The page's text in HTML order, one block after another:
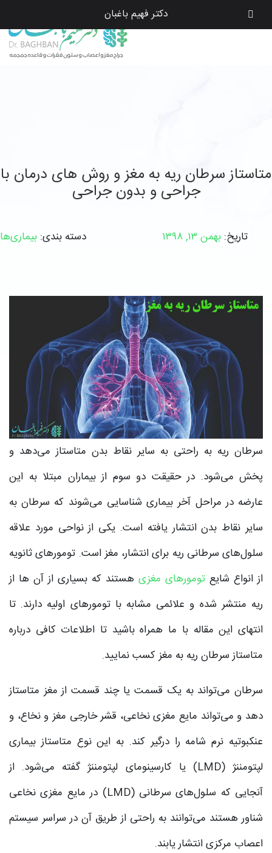
دکتر فهیم باغبان
متاستاز سرطان ریه به مغز و روش های درمان با
جراحی و بدون جراحی
تاریخ: بهمن ۱۳, ۱۳۹۸ دسته بندی: بیماری‌ها
سرطان ریه به راحتی به سایر نقاط بدن متاستاز می‌‌دهد و
پخش می‌شود. در حقیقت دو سوم از بیماران مبتلا به این
عارضه در مراحل آخر بیماری شناسایی می‌شوند که سرطان به
سایر نقاط بدن انتشار یافته است. یکی از نواحی مورد علاقه
سلول‌های سرطانی ریه برای انتشار، مغز است. تومورهای ثانویه
از انواع شایع تومورهای مغزی هستند که بسیاری از آن ها از
ریه منتشر شده و علائمی مشابه با تومورهای اولیه دارند. تا
انتهای این مقاله با ما همراه باشید تا اطلاعات کافی درباره
متاستاز سرطان ریه به مغز کسب نمایید.
سرطان می‌تواند به یک قسمت یا چند قسمت از مغز متاستاز
دهد و می‌تواند مایع مغزی نخاعی، قشر خارجی مغز و نخاع، و
عنکبوتیه نرم شامه را درگیر کند. به این نوع متاستاز بیماری
لپتومننژ (LMD) یا کارسینومای لپتومننژ گفته می‌‌شود. از
آنجایی که سلول‌های سرطانی (LMD) در مایع مغزی نخاعی
شناور هستند می‌توانند به راحتی از طریق آن در سراسر سیستم
اعصاب مرکزی انتشار یابند.